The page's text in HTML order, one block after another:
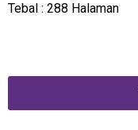
Tebal : 288 Halaman